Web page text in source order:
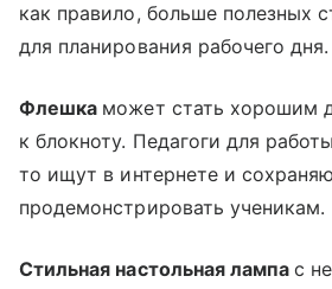
как правило, больше полезных
для планирования рабочего дня.
Флешка может стать хорошим
к блокноту. Педагоги для
то ищут в интернете и
продемонстрировать ученикам.
Стильная настольная лампас